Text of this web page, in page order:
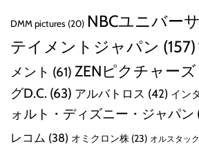
DMM pictures (20) NBCユニバー
テイメントジャパン (157)
メント (61) ZENピクチャーズ
グD.C. (63) アルバトロス (42) イン
ォルト・ディズニー・ジャパン
レコム (38) オミクロン株 (23) オルスタッ